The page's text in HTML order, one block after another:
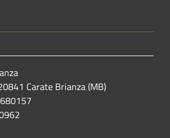
Carate Brianza (MB)